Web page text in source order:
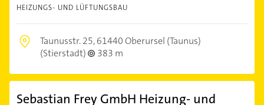
HEIZUNGS- UND LÜFTUNGSBAU
Taunusstr. 25,61440 Oberursel (Taunus)
(Stierstadt)
383 m
Sebastian Frey GmbH Heizung- und